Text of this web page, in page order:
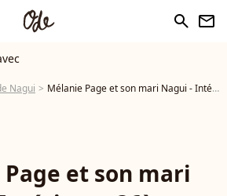
search newsletter
Nagui Mélanie Page et son mari Nagui - Intérieur - 36ème cérémonie des Molières aux Folies Bergère à Paris le 28 avril 2025. © Bertrand Rindoff / Bestimage - Photo
et son mari